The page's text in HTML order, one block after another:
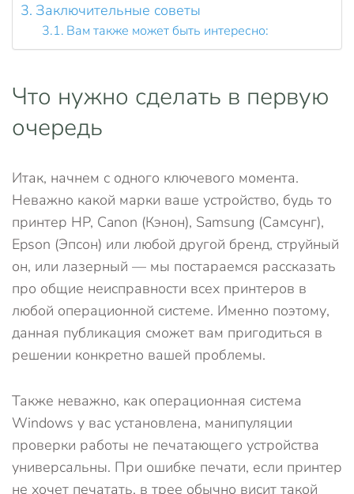
Заключительные советы
Вам также может быть интересно:
Что нужно сделать в первую
очередь
Итак, начнем с одного ключевого момента.
Неважно какой марки ваше устройство, будь то
принтер HP, Canon (Кэнон), Samsung (Самсунг),
Epson (Эпсон) или любой другой бренд, струйный
он, или лазерный — мы постараемся рассказать
про общие неисправности всех принтеров в
любой операционной системе. Именно поэтому,
данная публикация сможет вам пригодиться в
решении конкретно вашей проблемы.
Также неважно, как операционная система
Windows у вас установлена, манипуляции
проверки работы не печатающего устройства
универсальны. При ошибке печати, если принтер
не хочет печатать, в трее обычно висит такой